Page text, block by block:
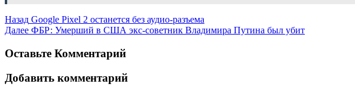
Назад Google Pixel 2 останется без аудио-разъема
Далее ФБР: Умерший в США экс-советник Владимира Путина был убит
Оставьте Комментарий
Добавить комментарий